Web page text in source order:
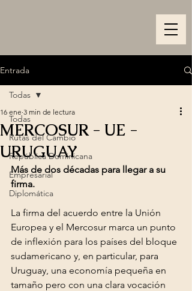
Entrada
Todas
Rutas del Cambio
República Dominicana
Empresarial
Diplomática
Todas
MERCOSUR - UE -
URUGUAY
16 ene 3 min de lectura
Más de dos décadas para llegar a su
firma.
La firma del acuerdo entre la Unión
Europea y el Mercosur marca un punto
de inflexión para los países del bloque
sudamericano y, en particular, para
Uruguay, una economía pequeña en
tamaño pero con una clara vocación